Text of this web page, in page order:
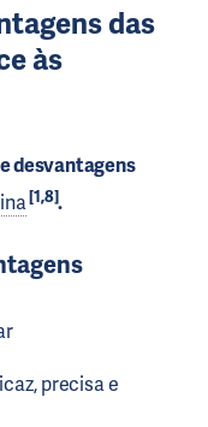
das
às
desvantagens
[1,8].
precisa e